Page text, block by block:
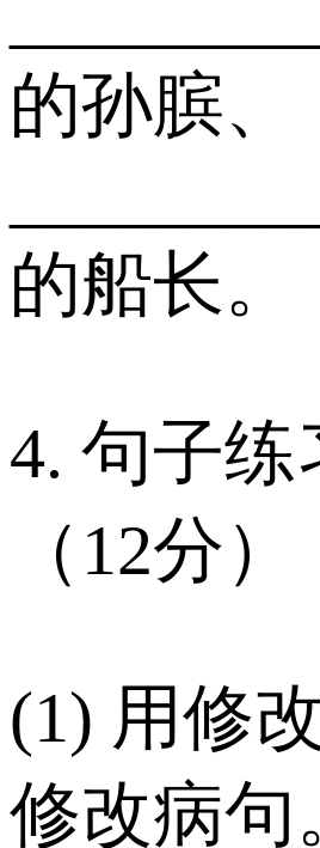
的孙膑、
的船长。
4. 句子练
（12分）
(1) 用修
修改病句